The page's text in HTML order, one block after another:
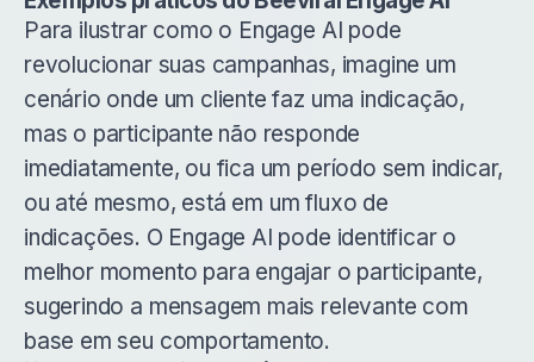
Para ilustrar como o Engage AI pode
revolucionar suas campanhas, imagine um
cenário onde um cliente faz uma indicação,
mas o participante não responde
imediatamente, ou fica um período sem indicar,
ou até mesmo, está em um fluxo de
indicações. O Engage AI pode identificar o
melhor momento para engajar o participante,
sugerindo a mensagem mais relevante com
base em seu comportamento.